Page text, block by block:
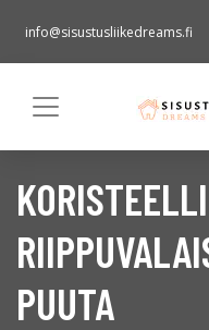
info@sisustusliikedreams.fi
PUUTA